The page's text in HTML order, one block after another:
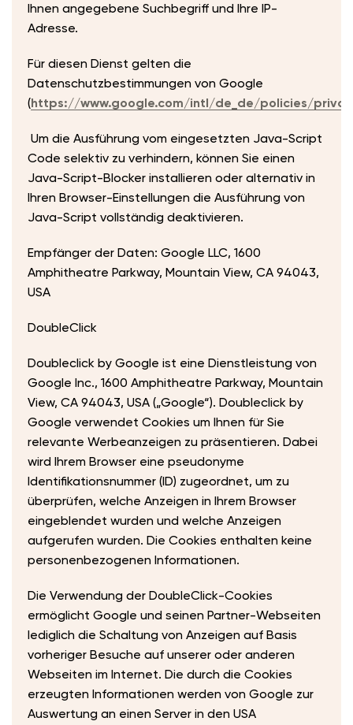
Ihnen angegebene Suchbegriff und Ihre IP-
Adresse.
Für diesen Dienst gelten die
Datenschutzbestimmungen von Google
(https://www.google.com/intl/de_de/policies/
Um die Ausführung vom eingesetzten Java-Script
Code selektiv zu verhindern, können Sie einen
Java-Script-Blocker installieren oder alternativ in
Ihren Browser-Einstellungen die Ausführung von
Java-Script vollständig deaktivieren.
Empfänger der Daten: Google LLC, 1600
Amphitheatre Parkway, Mountain View, CA 94043,
USA
DoubleClick
Doubleclick by Google ist eine Dienstleistung von
Google Inc., 1600 Amphitheatre Parkway, Mountain
View, CA 94043, USA („Google“). Doubleclick by
Google verwendet Cookies um Ihnen für Sie
relevante Werbeanzeigen zu präsentieren. Dabei
wird Ihrem Browser eine pseudonyme
Identifikationsnummer (ID) zugeordnet, um zu
überprüfen, welche Anzeigen in Ihrem Browser
eingeblendet wurden und welche Anzeigen
aufgerufen wurden. Die Cookies enthalten keine
personenbezogenen Informationen.
Die Verwendung der DoubleClick-Cookies
ermöglicht Google und seinen Partner-Webseiten
lediglich die Schaltung von Anzeigen auf Basis
vorheriger Besuche auf unserer oder anderen
Webseiten im Internet. Die durch die Cookies
erzeugten Informationen werden von Google zur
Auswertung an einen Server in den USA